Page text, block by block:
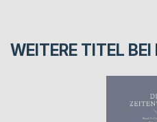
WEITERE TITEL BEI